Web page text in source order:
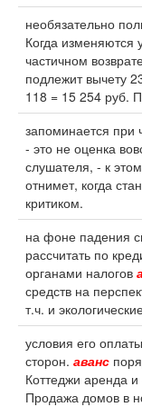
необязательно
Когда изменяются
частичном
подлежит вычету
118 = 15 254 руб.
запоминается при
- это не оценка
слушателя, - к
отнимет, когда
критиком.
на фоне падения
рассчитать по
органами налогов
средств на
т.ч. и
условия его
сторон. аванс
Коттеджи аренда
Продажа домов в